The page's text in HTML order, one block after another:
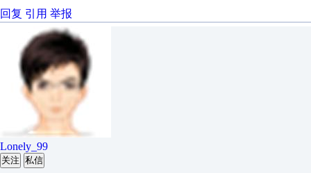
回复 引用 举报
Lonely_99
关注 私信